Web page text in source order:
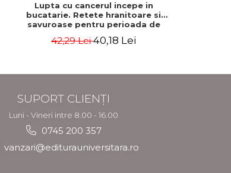
Lupta cu cancerul incepe in
bucatarie. Retete hranitoare si
savuroase pentru perioada de
Katz, Mat Edelson
42,29 Lei40,18 Lei
SUPORT CLIENȚI
Luni - Vineri intre 8.00 - 16.00
0745 200 357
vanzari@editurauniversitara.ro